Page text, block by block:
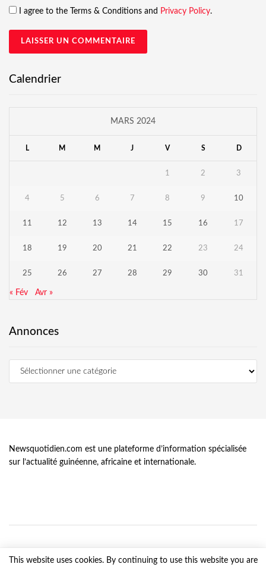
I agree to the Terms & Conditions and Privacy Policy.
Calendrier
MARS 2024
L M M J V S D
1 2 3
4 5 6 7 8 9 10
11 12 13 14 15 16 17
18 19 20 21 22 23 24
25 26 27 28 29 30 31
« Fév Avr »
Annonces
Newsquotidien.com est une plateforme d’information spécialisée
sur l’actualité guinéenne, africaine et internationale.
This website uses cookies. By continuing to use this website you are